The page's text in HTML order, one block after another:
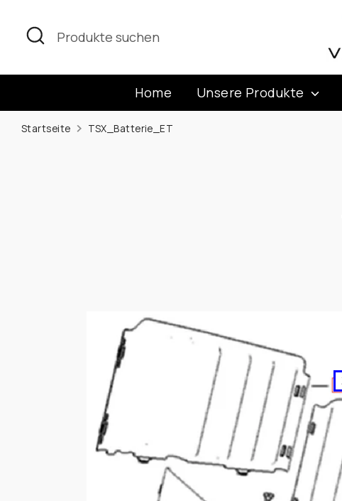
Inhalt
Suchen
Produkte
suchen
Home Unsere Produkte
Startseite TSX_Batterie_ET